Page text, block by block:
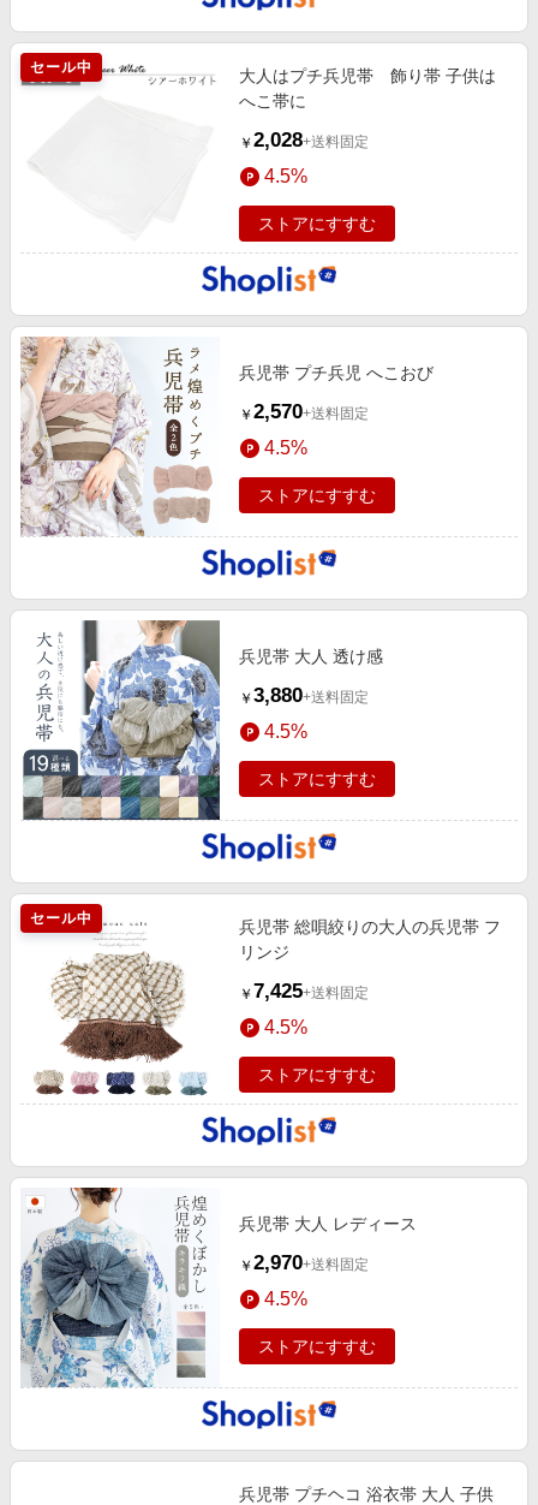
セール中
大人はプチ兵児帯 飾り帯 子供は
へこ帯に
￥ 2,028+送料固定
4.5%
ストアにすすむ
兵児帯 プチ兵児 へこおび
￥ 2,570+送料固定
4.5%
ストアにすすむ
兵児帯 大人 透け感
￥ 3,880+送料固定
4.5%
ストアにすすむ
セール中
兵児帯 総唄絞りの大人の兵児帯 フ
リンジ
￥ 7,425+送料固定
4.5%
ストアにすすむ
兵児帯 大人 レディース
￥ 2,970+送料固定
4.5%
ストアにすすむ
兵児帯 プチヘコ 浴衣帯 大人 子供